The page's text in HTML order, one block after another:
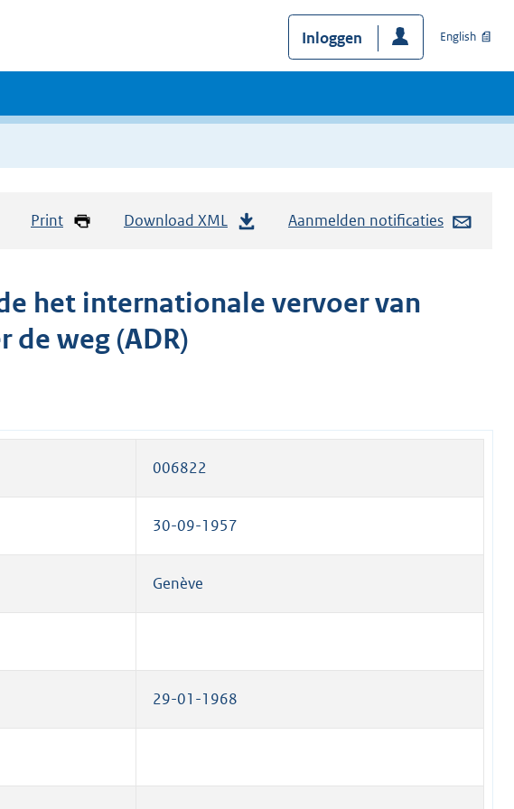
Inloggen English
Print Download XML Aanmelden notificaties
het internationale vervoer van
de weg (ADR)
006822
30-09-1957
Genève
29-01-1968